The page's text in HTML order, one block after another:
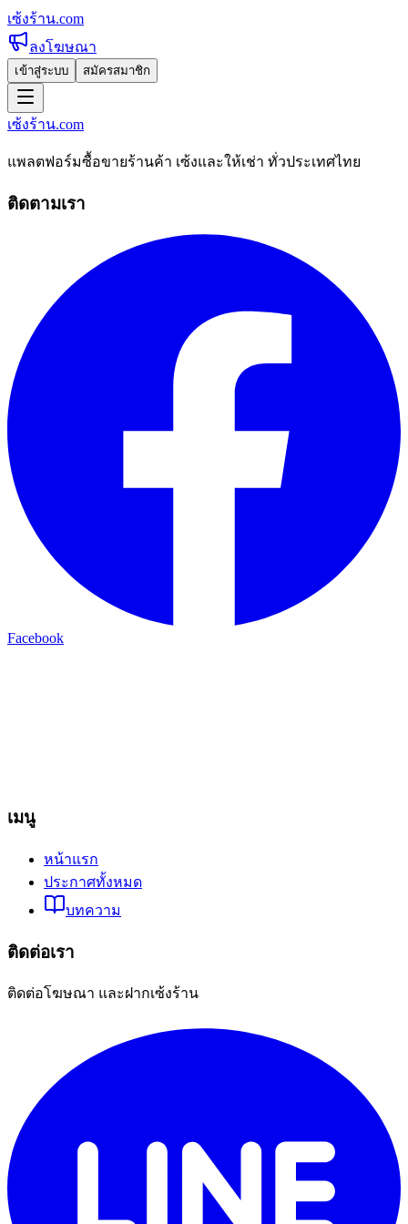
เซ้งร้าน.com
ลงโฆษณา
เข้าสู่ระบบ สมัครสมาชิก
เซ้งร้าน.com
แพลตฟอร์มซื้อขายร้านค้า เซ้งและให้เช่า ทั่วประเทศไทย
ติดตามเรา
Facebook
เมนู
หน้าแรก
ประกาศทั้งหมด
บทความ
ติดต่อเรา
ติดต่อโฆษณา และฝากเซ้งร้าน